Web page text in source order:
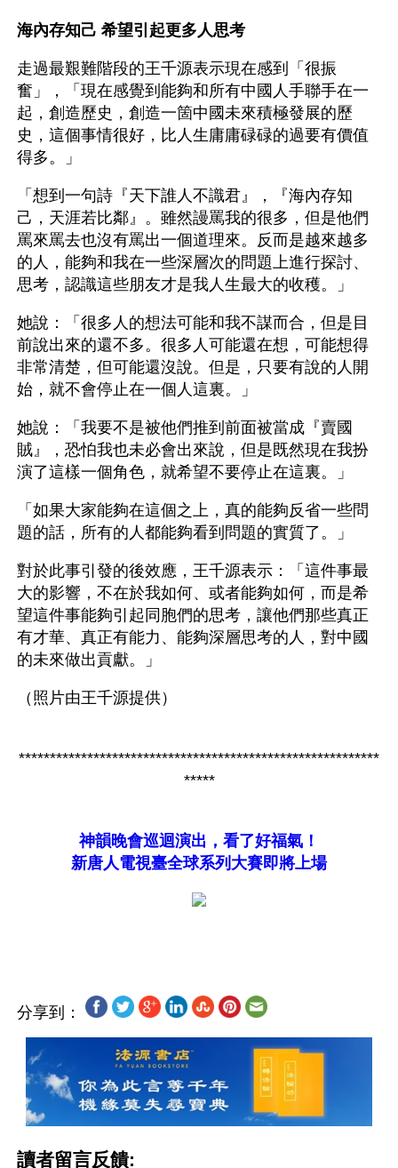
海內存知己 希望引起更多人思考
走過最艱難階段的王千源表示現在感到「很振
奮」，「現在感覺到能夠和所有中國人手聯手在一
起，創造歷史，創造一箇中國未來積極發展的歷
史，這個事情很好，比人生庸庸碌碌的過要有價值
得多。」
「想到一句詩『天下誰人不識君』，『海內存知
己，天涯若比鄰』。雖然謾罵我的很多，但是他們
罵來罵去也沒有罵出一個道理來。反而是越來越多
的人，能夠和我在一些深層次的問題上進行探討、
思考，認識這些朋友才是我人生最大的收穫。」
她說：「很多人的想法可能和我不謀而合，但是目
前說出來的還不多。很多人可能還在想，可能想得
非常清楚，但可能還沒說。但是，只要有說的人開
始，就不會停止在一個人這裏。」
她說：「我要不是被他們推到前面被當成『賣國
賊』，恐怕我也未必會出來說，但是既然現在我扮
演了這樣一個角色，就希望不要停止在這裏。」
「如果大家能夠在這個之上，真的能夠反省一些問
題的話，所有的人都能夠看到問題的實質了。」
對於此事引發的後效應，王千源表示：「這件事最
大的影響，不在於我如何、或者能夠如何，而是希
望這件事能夠引起同胞們的思考，讓他們那些真正
有才華、真正有能力、能夠深層思考的人，對中國
的未來做出貢獻。」
（照片由王千源提供）
**********************************************************
*****
神韻晚會巡迴演出，看了好福氣！
新唐人電視臺全球系列大賽即將上場
分享到：
讀者留言反饋: